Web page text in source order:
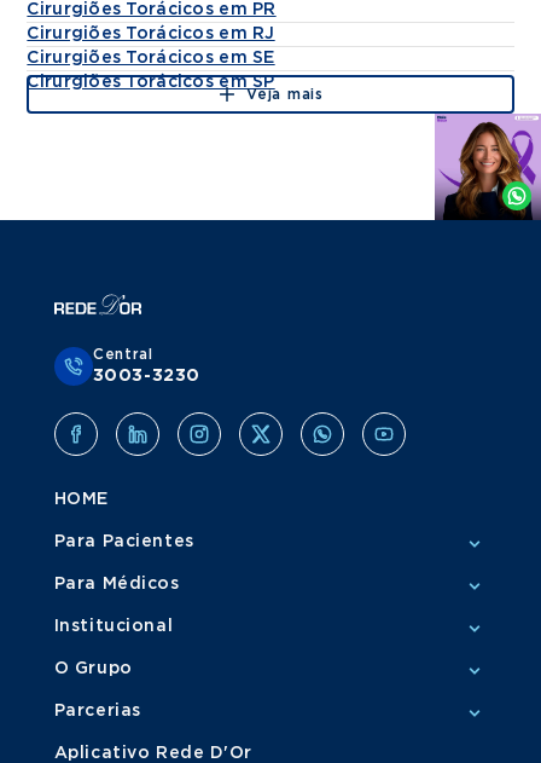
Cirurgiões Torácicos em PR
Cirurgiões Torácicos em RJ
Cirurgiões Torácicos em SE
Cirurgiões Torácicos em SP
Veja mais
Agende
Whatsapp
Central
3003-3230
HOME
Para Pacientes
Para Médicos
Institucional
O Grupo
Parcerias
Aplicativo Rede D'Or